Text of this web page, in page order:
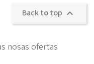
Back to top 
nosas ofertas